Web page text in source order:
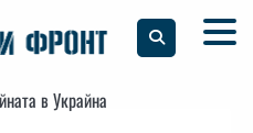
в Украйна